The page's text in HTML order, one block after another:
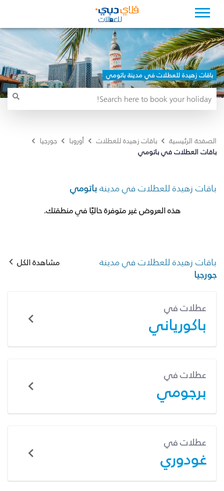
باقات زهيدة للعطلات في مدينة باتومي
الصفحة الرئيسية باقات زهيدة للعطلات أوروبا
جورجيا
باقات العطلات في باتومي
باقات زهيدة للعطلات في مدينة باتومي
هذه العروض غير متوفرة حاليًا في منطقتك.
باقات زهيدة للعطلات في مدينة
جورجيا
مشاهدة الكل
عطلات في
باكورياني
عطلات في
برجومي
عطلات في
غودوري